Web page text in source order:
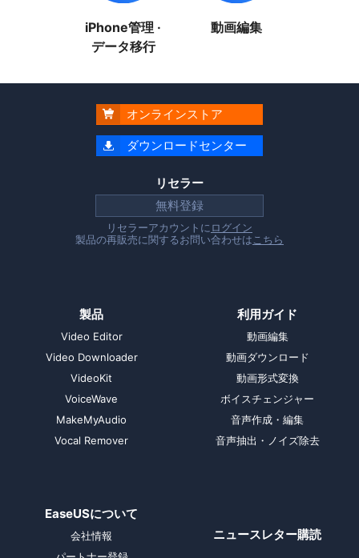
iPhone管理 ·
データ移行
動画編集
 オンラインストア
 ダウンロードセンター
リセラー
無料登録
リセラーアカウントに ログイン
製品の再販売に関するお問い合わせは こちら
製品
Video Editor
Video Downloader
VideoKit
VoiceWave
MakeMyAudio
Vocal Remover
利用ガイド
動画編集
動画ダウンロード
動画形式変換
ボイスチェンジャー
音声作成・編集
音声抽出・ノイズ除去
EaseUSについて
会社情報
ニュースレター購読